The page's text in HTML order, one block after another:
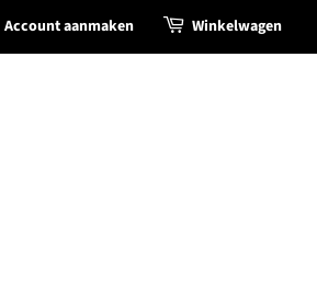
Account aanmaken Winkelwagen